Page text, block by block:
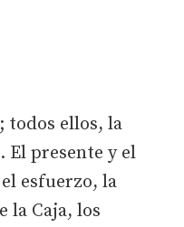
todos ellos, la
El presente y el
esfuerzo, la
la Caja, los